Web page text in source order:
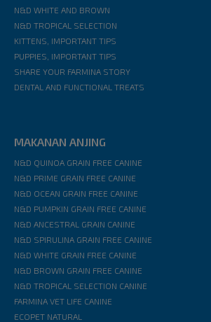
N&D WHITE AND BROWN
N&D TROPICAL SELECTION
KITTENS, IMPORTANT TIPS
PUPPIES, IMPORTANT TIPS
SHARE YOUR FARMINA STORY
DENTAL AND FUNCTIONAL TREATS
MAKANAN ANJING
N&D QUINOA GRAIN FREE CANINE
N&D PRIME GRAIN FREE CANINE
N&D OCEAN GRAIN FREE CANINE
N&D PUMPKIN GRAIN FREE CANINE
N&D ANCESTRAL GRAIN CANINE
N&D SPIRULINA GRAIN FREE CANINE
N&D WHITE GRAIN FREE CANINE
N&D BROWN GRAIN FREE CANINE
N&D TROPICAL SELECTION CANINE
FARMINA VET LIFE CANINE
ECOPET NATURAL